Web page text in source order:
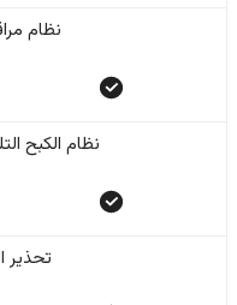
نظام
نظام الكبح
تحذير